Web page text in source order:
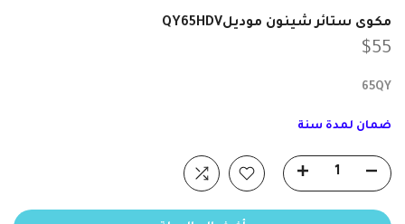
مكوى ستائر شينون موديلQY65HDV
$55
65QY
ضمان لمدة سنة